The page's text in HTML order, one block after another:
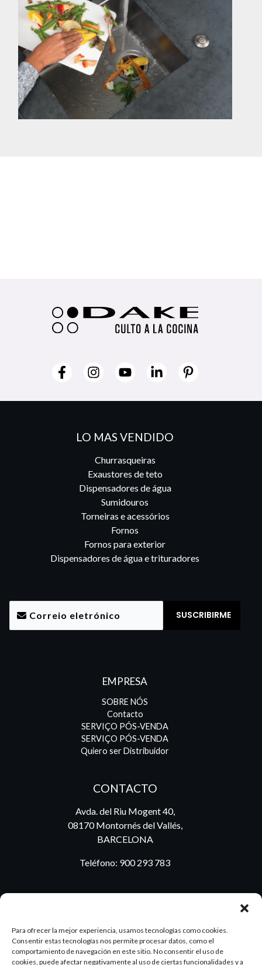
Para ofrecer la mejor experiencia, usamos tecnologías como cookies.
Consentir estas tecnologías nos permite procesar datos, como el
comportamiento de navegación en este sitio. No consentir el uso de
cookies, puede afectar negativamente al uso de ciertas funcionalidades y a
LO MAS VENDIDO
Churrasqueiras
Exaustores de teto
Dispensadores de água
Sumidouros
Torneiras e acessórios
Fornos
Fornos para exterior
Dispensadores de água e trituradores
EMPRESA
SOBRE NÓS
Contacto
SERVIÇO PÓS-VENDA
SERVIÇO PÓS-VENDA
Quiero ser Distribuidor
CONTACTO
Avda. del Riu Mogent 40,
08170 Montornés del Vallés,
BARCELONA
Teléfono: 900 293 783